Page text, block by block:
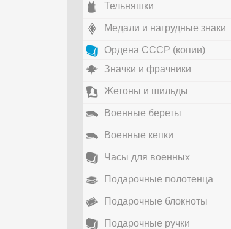
Тельняшки
Медали и нагрудные знаки
Ордена СССР (копии)
Значки и фрачники
Жетоны и шильды
Военные береты
Военные кепки
Часы для военных
Подарочные полотенца
Подарочные блокноты
Подарочные ручки